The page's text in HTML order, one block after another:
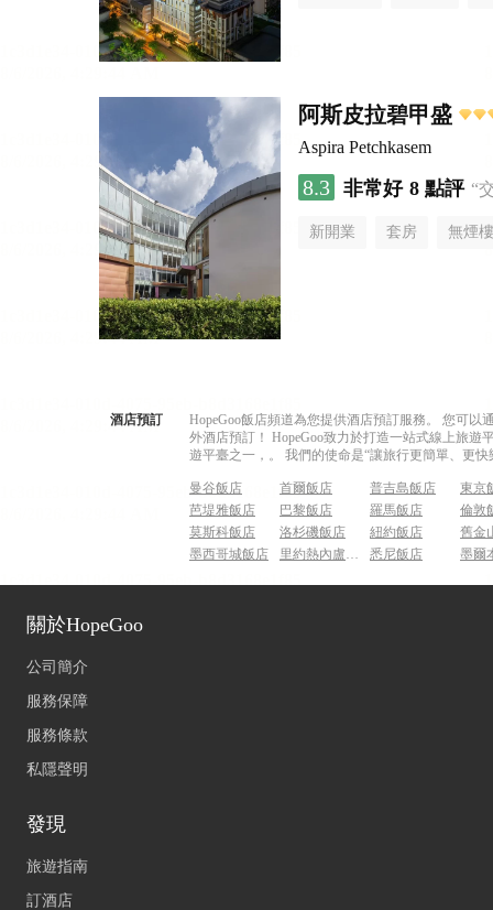
阿斯皮拉碧甲盛
Aspira Petchkasem
8.3 非常好 8 點評 “
新開業 套房 無煙
酒店預訂
HopeGoo飯店頻道為您提供酒店預訂服務。 您可
外酒店預訂！ HopeGoo致力於打造一站式線上旅
遊平臺之一，。 我們的使命是“讓旅行更簡單、更
曼谷飯店 首爾飯店 普吉島飯店
東京
芭堤雅飯店
巴黎飯店 羅馬飯店
倫敦
莫斯科飯店
洛杉磯飯店 紐約飯店
舊金
墨西哥城飯店
里約熱內盧飯店 悉尼飯店 墨爾
關於HopeGoo
公司簡介
服務保障
服務條款
私隱聲明
發現
旅遊指南
訂酒店